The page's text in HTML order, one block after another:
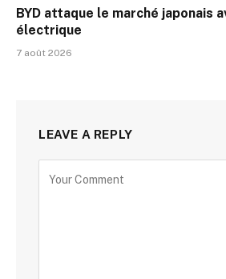
BYD attaque le marché japonais
électrique
7 août 2026
LEAVE A REPLY